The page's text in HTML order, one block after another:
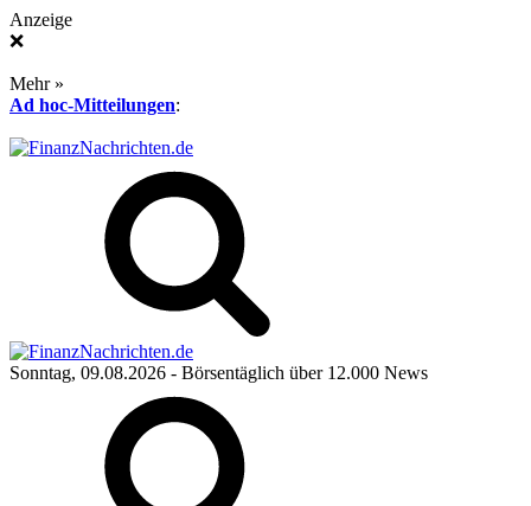
Anzeige
❌
Mehr »
Ad hoc-Mitteilungen:
Sonntag, 09.08.2026 - Börsentäglich über 12.000 News